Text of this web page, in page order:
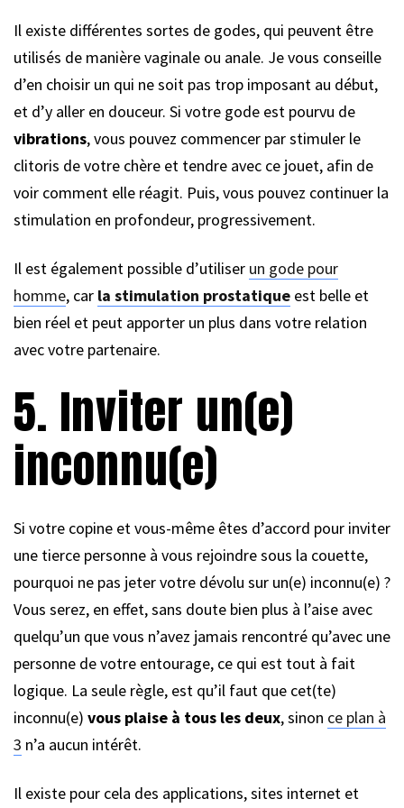
Il existe différentes sortes de godes, qui peuvent être
utilisés de manière vaginale ou anale. Je vous conseille
d’en choisir un qui ne soit pas trop imposant au début,
et d’y aller en douceur. Si votre gode est pourvu de
vibrations, vous pouvez commencer par stimuler le
clitoris de votre chère et tendre avec ce jouet, afin de
voir comment elle réagit. Puis, vous pouvez continuer la
stimulation en profondeur, progressivement.
Il est également possible d’utiliser un gode pour
homme, car la stimulation prostatique est belle et
bien réel et peut apporter un plus dans votre relation
avec votre partenaire.
5. Inviter un(e)
inconnu(e)
Si votre copine et vous-même êtes d’accord pour inviter
une tierce personne à vous rejoindre sous la couette,
pourquoi ne pas jeter votre dévolu sur un(e) inconnu(e) ?
Vous serez, en effet, sans doute bien plus à l’aise avec
quelqu’un que vous n’avez jamais rencontré qu’avec une
personne de votre entourage, ce qui est tout à fait
logique. La seule règle, est qu’il faut que cet(te)
inconnu(e) vous plaise à tous les deux, sinon ce plan à
3 n’a aucun intérêt.
Il existe pour cela des applications, sites internet et